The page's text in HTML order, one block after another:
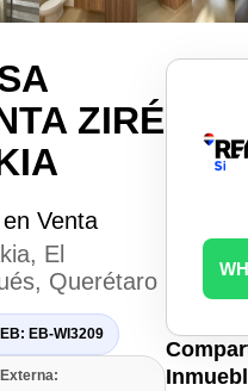
ZIRÉ
Venta
El
Querétaro
EB-WI3209